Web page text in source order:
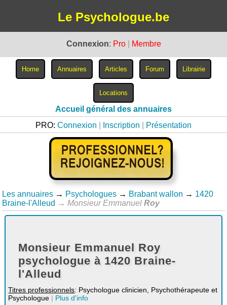
Le Psychologue.be
Connexion: Pro Membre
Accueil général des annuaires
PRO: Connexion Inscription Présentation
Les annuaires → Psychologues → Brabant wallon → 1420
Braine-l'Alleud → Monsieur EmmanuelRoy
Monsieur Emmanuel Roy
psychologue à 1420 Braine-
l'Alleud
Titres professionnels: Psychologue clinicien, Psychothérapeute et
Psychologue | Plus d'info